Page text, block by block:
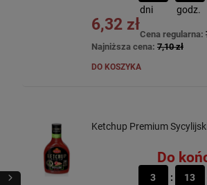
dni
godz.
6,32 zł
Cena regularna:
Najniższa cena: 7,10 zł
DO KOSZYKA
Ketchup Premium
Do
3 13